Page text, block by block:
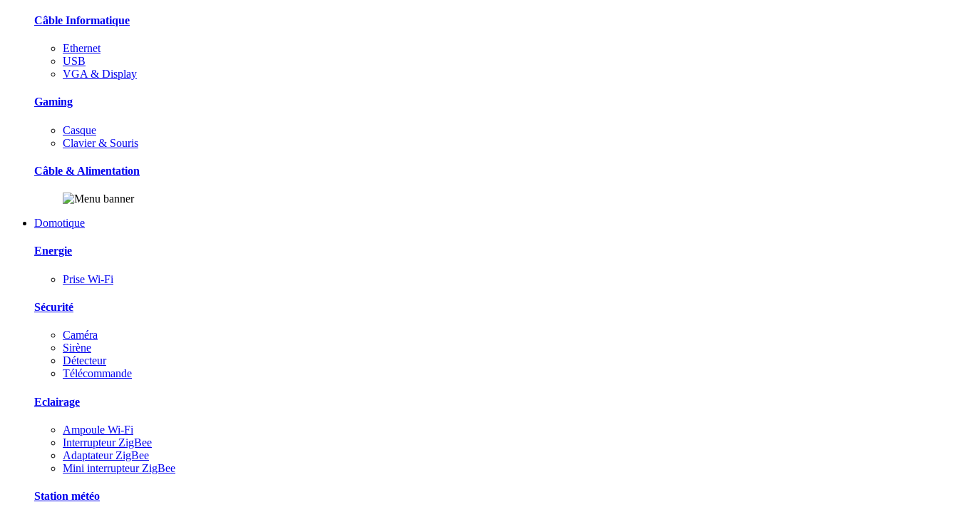
Câble Informatique
Ethernet
USB
VGA & Display
Gaming
Casque
Clavier & Souris
Câble & Alimentation
Domotique
Energie
Prise Wi-Fi
Sécurité
Caméra
Sirène
Détecteur
Télécommande
Eclairage
Ampoule Wi-Fi
Interrupteur ZigBee
Adaptateur ZigBee
Mini interrupteur ZigBee
Station météo